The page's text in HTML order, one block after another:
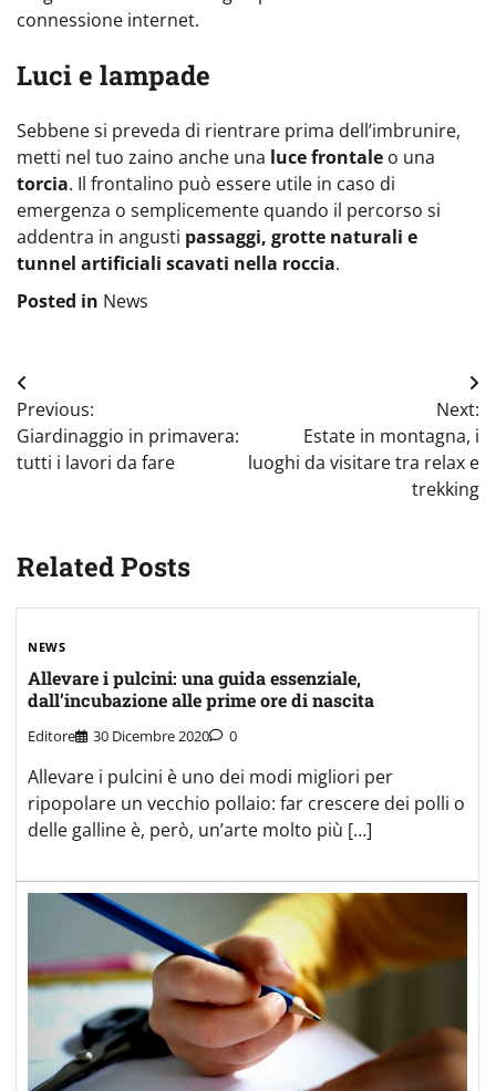
connessione internet.
Luci e lampade
Sebbene si preveda di rientrare prima dell’imbrunire,
metti nel tuo zaino anche una luce frontale o una
torcia. Il frontalino può essere utile in caso di
emergenza o semplicemente quando il percorso si
addentra in angusti passaggi, grotte naturali e
tunnel artificiali scavati nella roccia.
Posted in News
Navigazione
articoli
Previous:
Giardinaggio in primavera:
tutti i lavori da fare
Next:
Estate in montagna, i
luoghi da visitare tra relax e
trekking
Related Posts
NEWS
Allevare i pulcini: una guida essenziale,
dall’incubazione alle prime ore di nascita
Editore 30 Dicembre 2020 0
Allevare i pulcini è uno dei modi migliori per
ripopolare un vecchio pollaio: far crescere dei polli o
delle galline è, però, un’arte molto più […]